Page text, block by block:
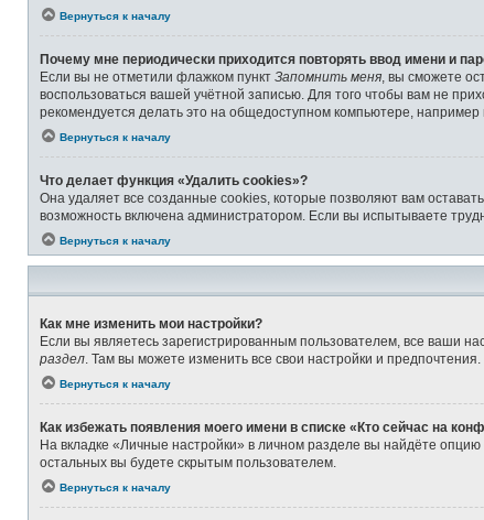
Вернуться к началу
Почему мне периодически приходится повторять ввод имени и
Если вы не отметили флажком пункт Запомнить меня , вы сможете
воспользоваться вашей учётной записью. Для того чтобы вам не
рекомендуется делать это на общедоступном компьютере, например
Вернуться к началу
Что делает функция «Удалить cookies»?
Она удаляет все созданные cookies, которые позволяют вам
возможность включена администратором. Если вы испытываете
Вернуться к началу
Как мне изменить мои настройки?
Если вы являетесь зарегистрированным пользователем, все ваши
раздел . Там вы можете изменить все свои настройки и предпочтения.
Вернуться к началу
Как избежать появления моего имени в списке «Кто сейчас на
На вкладке «Личные настройки» в личном разделе вы найдёте опцию
остальных вы будете скрытым пользователем.
Вернуться к началу